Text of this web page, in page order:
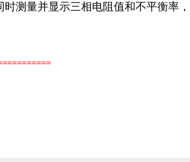
量并显示三相电阻值和不平衡率，